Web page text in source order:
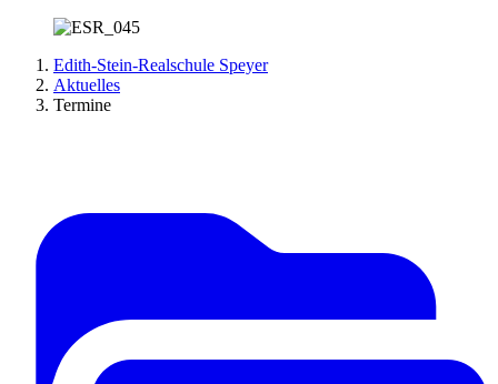
Edith-Stein-Realschule Speyer
Aktuelles
Termine